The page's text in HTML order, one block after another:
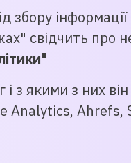
свідчить про
з якими з них
Analytics,